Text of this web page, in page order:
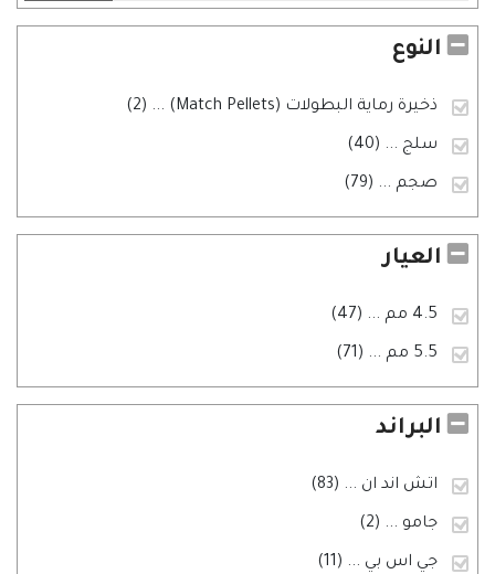
النوع
ذخيرة رماية البطولات (Match Pellets) ... (2)
سلج ... (40)
صجم ... (79)
العيار
4.5 مم ... (47)
5.5 مم ... (71)
البراند
اتش اند ان ... (83)
جامو ... (2)
جي اس بي ... (11)